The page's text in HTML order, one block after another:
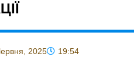
2025
19:54